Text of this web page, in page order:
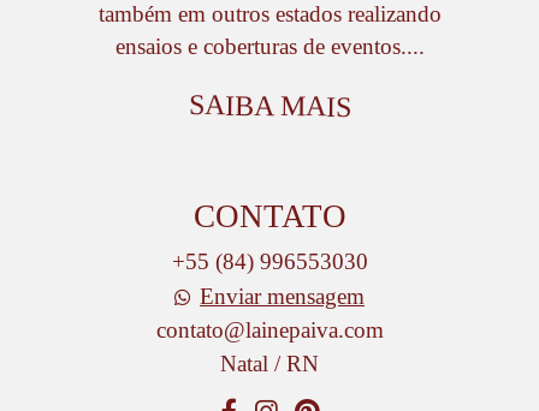
também em outros estados realizando
ensaios e coberturas de eventos....
SAIBA MAIS
CONTATO
+55 (84) 996553030
Enviar mensagem
contato@lainepaiva.com
Natal / RN